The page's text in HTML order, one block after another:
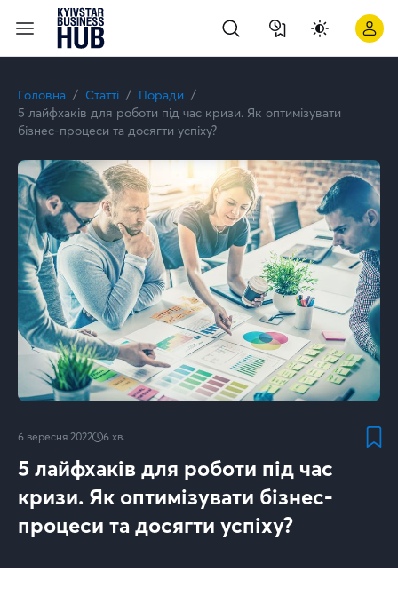
Головна Статті
Поради
5 лайфхаків для роботи під час кризи. Як оптимізувати
бізнес-процеси та досягти успіху?
6 вересня 2022 6 хв.
5 лайфхаків для роботи під час
кризи. Як оптимізувати бізнес-
процеси та досягти успіху?
5 лайфхаків для роботи під час кризи. Як оптимізувати